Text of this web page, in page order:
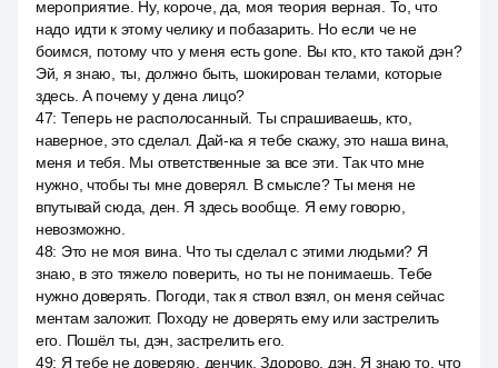
мероприятие. Ну, короче, да, моя теория верная. То, что
надо идти к этому челику и побазарить. Но если че не
боимся, потому что у меня есть gone. Вы кто, кто такой дэн?
Эй, я знаю, ты, должно быть, шокирован телами, которые
здесь. А почему у дена лицо?
47: Теперь не располосанный. Ты спрашиваешь, кто,
наверное, это сделал. Дай-ка я тебе скажу, это наша вина,
меня и тебя. Мы ответственные за все эти. Так что мне
нужно, чтобы ты мне доверял. В смысле? Ты меня не
впутывай сюда, ден. Я здесь вообще. Я ему говорю,
невозможно.
48: Это не моя вина. Что ты сделал с этими людьми? Я
знаю, в это тяжело поверить, но ты не понимаешь. Тебе
нужно доверять. Погоди, так я ствол взял, он меня сейчас
ментам заложит. Походу не доверять ему или застрелить
его. Пошёл ты, дэн, застрелить его.
49: Я тебе не доверяю, денчик. Здорово, дэн. Я знаю то, что